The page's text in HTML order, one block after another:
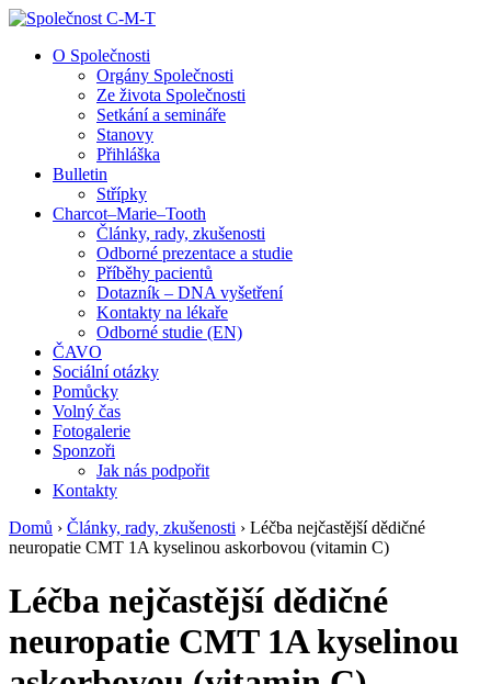
↓
O Společnosti
Orgány Společnosti
Ze života Společnosti
Setkání a semináře
Stanovy
Přihláška
Bulletin
Střípky
Charcot–Marie–Tooth
Články, rady, zkušenosti
Odborné prezentace a studie
Příběhy pacientů
Dotazník – DNA vyšetření
Kontakty na lékaře
Odborné studie (EN)
ČAVO
Sociální otázky
Pomůcky
Volný čas
Fotogalerie
Sponzoři
Jak nás podpořit
Kontakty
Domů › Články, rady, zkušenosti › Léčba nejčastější dědičné
neuropatie CMT 1A kyselinou askorbovou (vitamin C)
Léčba nejčastější dědičné
neuropatie CMT 1A kyselinou